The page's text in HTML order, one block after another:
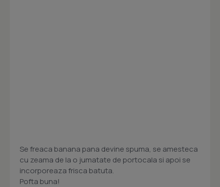
Se freaca banana pana devine spuma, se amesteca
cu zeama de la o jumatate de portocala si apoi se
incorporeaza frisca batuta.
Pofta buna!